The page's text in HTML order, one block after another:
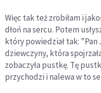
Więc tak też zrobiłam i
dłoń na sercu. Potem
który powiedział tak:
dziewczyny, która
zobaczyła pustkę. Tę
przychodzi i nalewa w to